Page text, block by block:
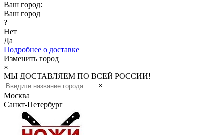
Ваш город:
Ваш город
?
Нет
Да
Подробнее о доставке
Изменить город
×
МЫ ДОСТАВЛЯЕМ ПО ВСЕЙ РОССИИ!
×
Москва
Санкт-Петербург